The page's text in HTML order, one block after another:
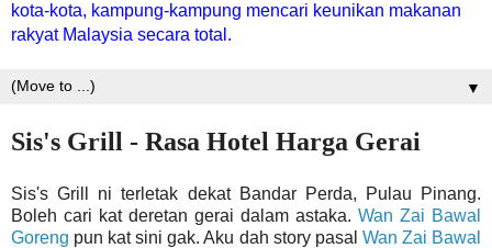
kota-kota, kampung-kampung mencari keunikan makanan
rakyat Malaysia secara total.
▼
Sis's Grill - Rasa Hotel Harga Gerai
Sis's Grill ni terletak dekat Bandar Perda, Pulau Pinang.
Boleh cari kat deretan gerai dalam astaka. Wan Zai Bawal
Goreng pun kat sini gak. Aku dah story pasal Wan Zai Bawal